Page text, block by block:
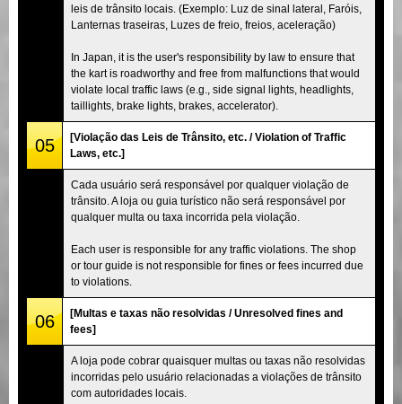
leis de trânsito locais. (Exemplo: Luz de sinal lateral, Faróis,
Lanternas traseiras, Luzes de freio, freios, aceleração)
In Japan, it is the user's responsibility by law to ensure that
the kart is roadworthy and free from malfunctions that would
violate local traffic laws (e.g., side signal lights, headlights,
taillights, brake lights, brakes, accelerator).
05
[Violação das Leis de Trânsito, etc. / Violation of Traffic
Laws, etc.]
Cada usuário será responsável por qualquer violação de
trânsito. A loja ou guia turístico não será responsável por
qualquer multa ou taxa incorrida pela violação.
Each user is responsible for any traffic violations. The shop
or tour guide is not responsible for fines or fees incurred due
to violations.
06
[Multas e taxas não resolvidas / Unresolved fines and
fees]
A loja pode cobrar quaisquer multas ou taxas não resolvidas
incorridas pelo usuário relacionadas a violações de trânsito
com autoridades locais.